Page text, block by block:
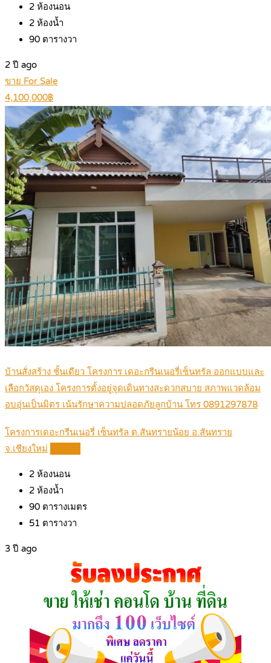
2 ห้องนอน
2 ห้องน้ำ
90 ตารางวา
2 ปี ago
ขาย For Sale
4,100,000฿
บ้านสั่งสร้าง ชั้นเดียว โครงการ เดอะกรีนเนอรี่เซ็นทรัล ออกแบบและ
เลือกวัสดุเอง โครงการตั้งอยู่จุดเดินทางสะดวกสบาย สภาพแวดล้อม
อบอุ่นเป็นมิตร เน้นรักษาความปลอดภัยลูกบ้าน โทร 0891297878
โครงการเดอะกรีนเนอรี่ เซ็นทรัล ต.สันทรายน้อย อ.สันทราย
จ.เชียงใหม่
2 ห้องนอน
2 ห้องน้ำ
90 ตารางเมตร
51 ตารางวา
3 ปี ago